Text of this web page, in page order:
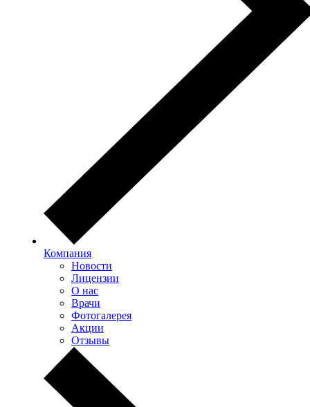
Компания
Новости
Лицензии
О нас
Врачи
Фотогалерея
Акции
Отзывы